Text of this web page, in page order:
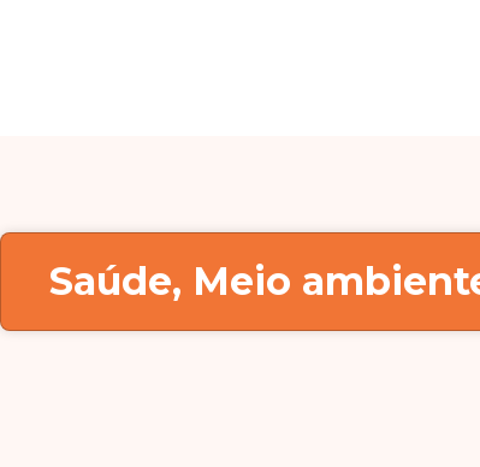
Saúde, Meio